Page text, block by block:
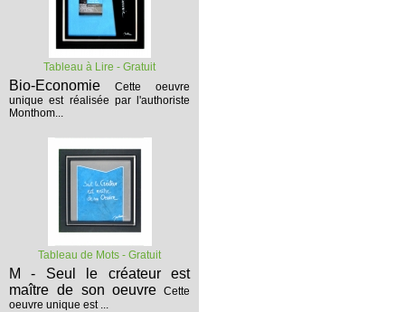
Tableau à Lire - Gratuit
Bio-Economie
Cette oeuvre
unique est réalisée par l'authoriste
Monthom...
Tableau de Mots - Gratuit
M - Seul le créateur est
maître de son oeuvre Cette
oeuvre unique est ...